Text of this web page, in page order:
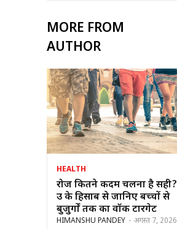
MORE FROM
AUTHOR
HEALTH
रोज कितने कदम चलना है सही?
उम्र के हिसाब से जानिए बच्चों से
बुजुर्गों तक का वॉक टारगेट
HIMANSHU PANDEY - अगस्त 7, 2026